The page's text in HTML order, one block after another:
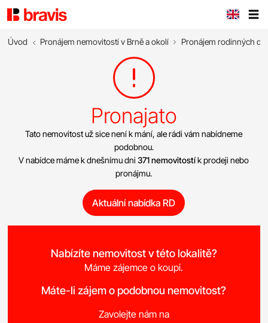
Úvod Pronájem nemovitostí v Brně a okolí Pronájem rodinných
Pronajato
Tato nemovitost už sice není k mání, ale rádi vám nabídneme
podobnou.
V nabídce máme k dnešnímu dni371 nemovitostík prodeji nebo
pronájmu.
Aktuální nabídka RD
Nabízíte nemovitost v této lokalitě?
Máme zájemce o koupi.
Máte-li zájem o podobnou nemovitost?
Zavolejte nám na